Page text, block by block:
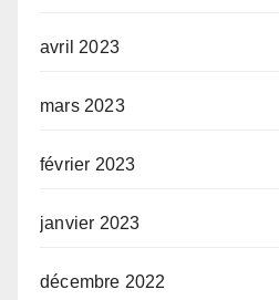
avril 2023
mars 2023
février 2023
janvier 2023
décembre 2022